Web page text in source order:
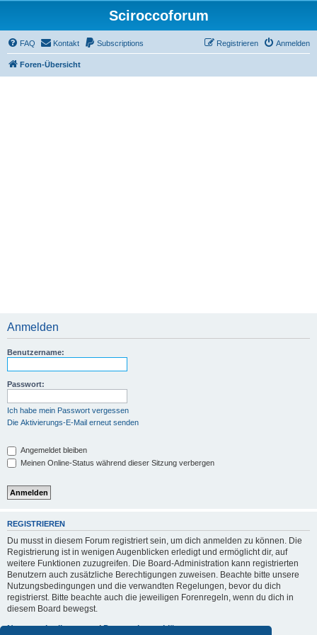
Sciroccoforum
FAQ Kontakt Subscriptions Anmelden
Registrieren
Foren-Übersicht
Anmelden
Benutzername:
Passwort:
Ich habe mein Passwort vergessen
Die Aktivierungs-E-Mail erneut senden
Angemeldet bleiben
Meinen Online-Status während dieser Sitzung verbergen
REGISTRIEREN
Du musst in diesem Forum registriert sein, um dich anmelden zu können. Die
Registrierung ist in wenigen Augenblicken erledigt und ermöglicht dir, auf
weitere Funktionen zuzugreifen. Die Board-Administration kann registrierten
Benutzern auch zusätzliche Berechtigungen zuweisen. Beachte bitte unsere
Nutzungsbedingungen und die verwandten Regelungen, bevor du dich
registrierst. Bitte beachte auch die jeweiligen Forenregeln, wenn du dich in
diesem Board bewegst.
Nutzungsbedingungen|Datenschutzerklärung